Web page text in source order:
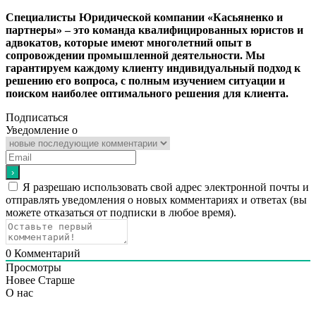
Специалисты Юридической компании «Касьяненко и
партнеры» – это команда квалифицированных юристов и
адвокатов, которые имеют многолетний опыт в
сопровождении промышленной деятельности. Мы
гарантируем каждому клиенту индивидуальный подход к
решению его вопроса, с полным изучением ситуации и
поиском наиболее оптимального решения для клиента.
Подписаться
Уведомление о
Я разрешаю использовать свой адрес электронной почты и
отправлять уведомления о новых комментариях и ответах (вы
можете отказаться от подписки в любое время).
0 Комментарий
Просмотры
Новее Старше
О нас